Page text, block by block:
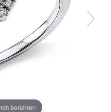
berühren